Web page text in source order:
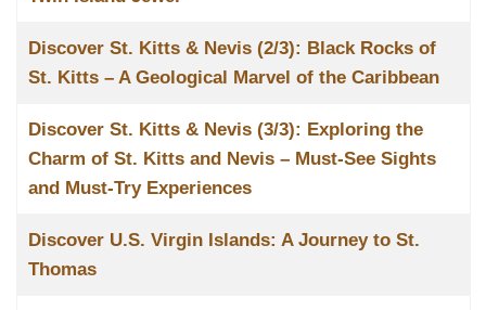
Discover St. Kitts & Nevis (2/3): Black Rocks of
St. Kitts – A Geological Marvel of the Caribbean
Discover St. Kitts & Nevis (3/3): Exploring the
Charm of St. Kitts and Nevis – Must-See Sights
and Must-Try Experiences
Discover U.S. Virgin Islands: A Journey to St.
Thomas